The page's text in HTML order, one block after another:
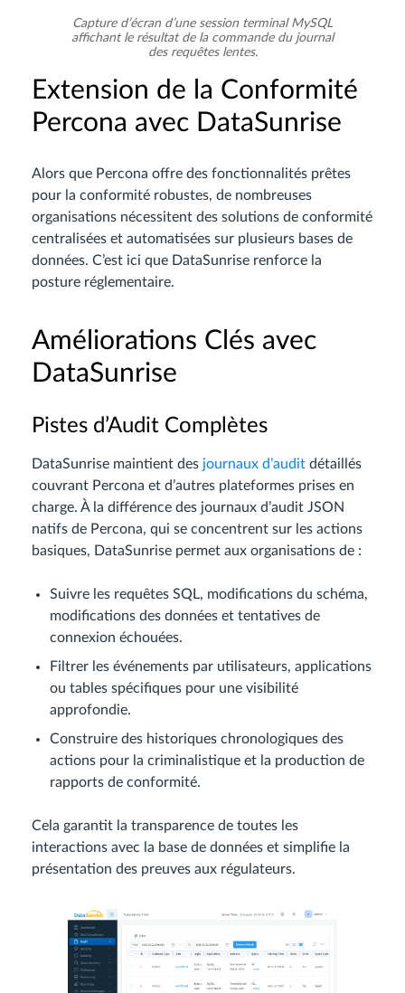
Capture d’écran d’une session terminal MySQL
affichant le résultat de la commande du journal
des requêtes lentes.
Extension de la Conformité
Percona avec DataSunrise
Alors que Percona offre des fonctionnalités prêtes
pour la conformité robustes, de nombreuses
organisations nécessitent des solutions de conformité
centralisées et automatisées sur plusieurs bases de
données. C’est ici que DataSunrise renforce la
posture réglementaire.
Améliorations Clés avec
DataSunrise
Pistes d’Audit Complètes
DataSunrise maintient des journaux d’audit détaillés
couvrant Percona et d’autres plateformes prises en
charge. À la différence des journaux d’audit JSON
natifs de Percona, qui se concentrent sur les actions
basiques, DataSunrise permet aux organisations de :
Suivre les requêtes SQL, modifications du schéma,
modifications des données et tentatives de
connexion échouées.
Filtrer les événements par utilisateurs, applications
ou tables spécifiques pour une visibilité
approfondie.
Construire des historiques chronologiques des
actions pour la criminalistique et la production de
rapports de conformité.
Cela garantit la transparence de toutes les
interactions avec la base de données et simplifie la
présentation des preuves aux régulateurs.